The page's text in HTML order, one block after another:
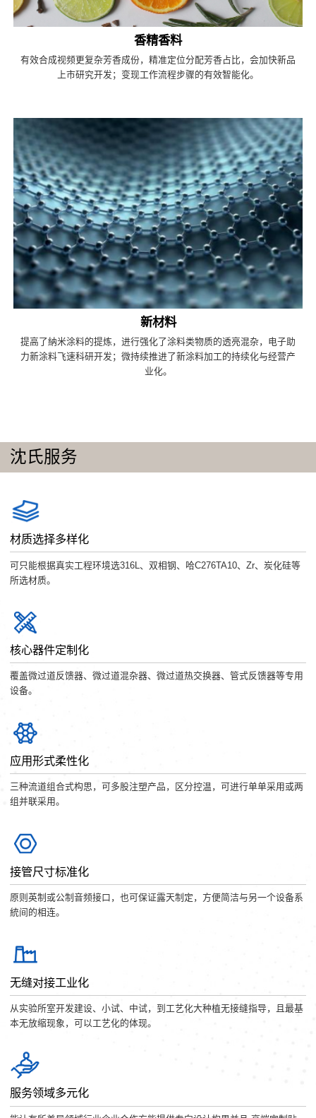
香精香料
有效合成视频更复杂芳香成份，精准定位分配芳香占比，会加快新品
上市研究开发；变现工作流程步骤的有效智能化。
新材料
提高了納米涂料的提炼，进行强化了涂料类物质的透亮混杂，电子助
力新涂料飞速科研开发；微持续推进了新涂料加工的持续化与经营产
业化。
沈氏服务
材质选择多样化
可只能根据真实工程环境选316L、双相钢、哈C276TA10、Zr、炭化硅等
所选材质。
核心器件定制化
覆盖微过道反馈器、微过道混杂器、微过道热交换器、管式反馈器等专用
设备。
应用形式柔性化
三种流道组合式构思，可多股注塑产品，区分控温，可进行单单采用或两
组并联采用。
接管尺寸标准化
原则英制或公制音频接口，也可保证露天制定，方便简洁与另一个设备系
統间的相连。
无缝对接工业化
从实验所室开发建设、小试、中试，到工艺化大种植无接缝指导，且最基
本无放缩现象，可以工艺化的体现。
服务领域多元化